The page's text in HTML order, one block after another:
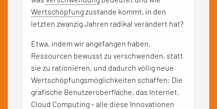
Wertschöpfungzustande kommt, in den
letzten zwanzig Jahren radikal verändert hat?
Etwa, indem wir angefangen haben,
Ressourcen bewusst zu verschwenden, statt
sie zu rationieren, und dadurch völlig neue
Wertschöpfungsmöglichkeiten schaffen: Die
grafische Benutzeroberfläche, das Internet,
Cloud Computing– alle diese Innovationen